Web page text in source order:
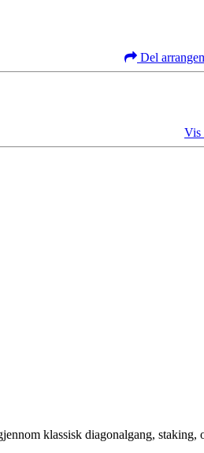
Del
Vis
klassisk diagonalgang, staking,